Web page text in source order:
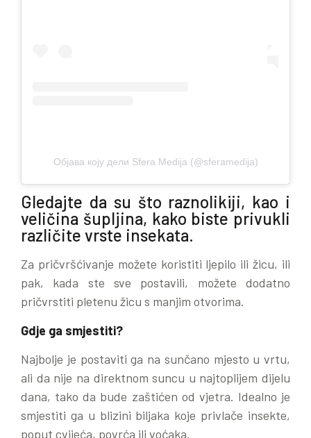
Објава коју дели Sfera Medija (@sferamedija)
Gledajte da su što raznolikiji, kao i
veličina šupljina, kako biste privukli
različite vrste insekata.
Za pričvršćivanje možete koristiti ljepilo ili žicu, ili
pak, kada ste sve postavili, možete dodatno
pričvrstiti pletenu žicu s manjim otvorima.
Gdje ga smjestiti?
Najbolje je postaviti ga na sunčano mjesto u vrtu,
ali da nije na direktnom suncu u najtoplijem dijelu
dana, tako da bude zaštićen od vjetra. Idealno je
smjestiti ga u blizini biljaka koje privlače insekte,
poput cvijeća, povrća ili voćaka.